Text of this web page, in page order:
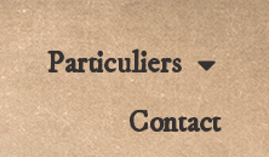
Particuliers
Contact